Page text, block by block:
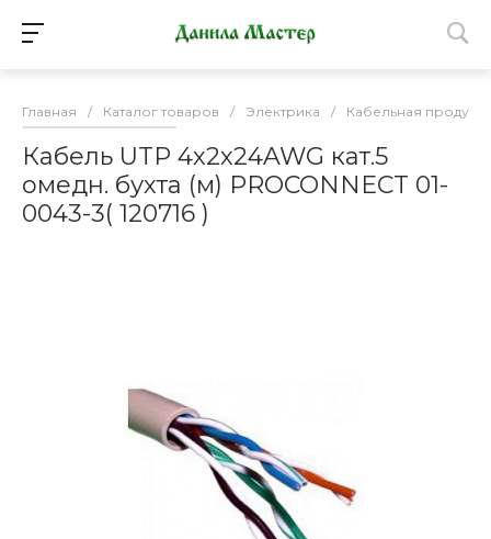
Главная / Каталог товаров / Электрика / Кабельная
Кабель UTP 4х2х24AWG кат.5
омедн. бухта (м) PROCONNECT 01-
0043-3( 120716 )